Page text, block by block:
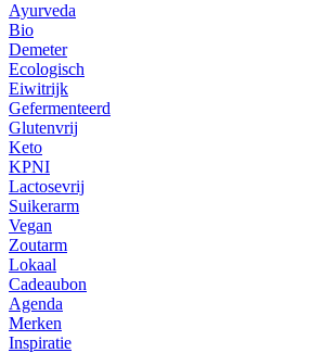
Ayurveda
Bio
Demeter
Ecologisch
Eiwitrijk
Gefermenteerd
Glutenvrij
Keto
KPNI
Lactosevrij
Suikerarm
Vegan
Zoutarm
Lokaal
Cadeaubon
Agenda
Merken
Inspiratie